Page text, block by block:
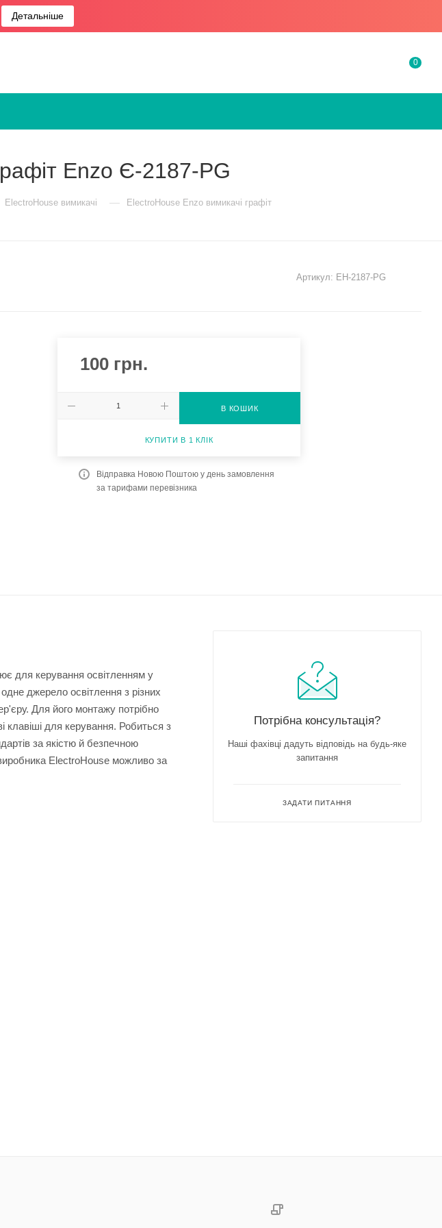
Детальніше
0
Enzo Є-2187-PG
ElectroHouse вимикачі — ElectroHouse Enzo вимикачі графіт
Артикул: EH-2187-PG
100 грн.
В КОШИК
КУПИТИ В 1 КЛІК
Відправка Новою Поштою у день замовлення
за тарифами перевізника
для керування освітленням у
джерело освітлення з різних
Для його монтажу потрібно
клавіші для керування. Робиться з
за якістю й безпечною
ElectroHouse можливо за
Потрібна консультація?
Наші фахівці дадуть відповідь на будь-яке
запитання
ЗАДАТИ ПИТАННЯ